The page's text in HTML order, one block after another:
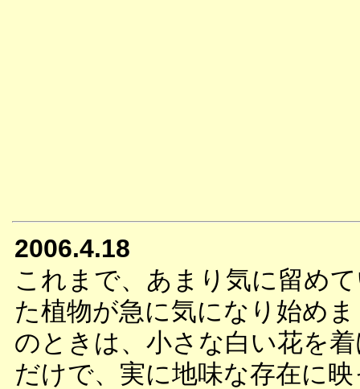
2006.4.18
これまで、あまり気に留め
た植物が急に気になり始め
のときは、小さな白い花を
だけで、実に地味な存在に